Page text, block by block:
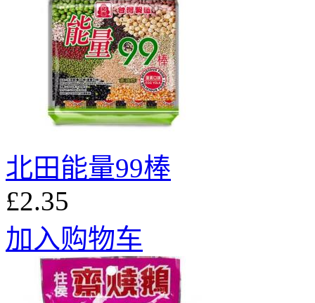
北田能量99棒
£2.35
加入购物车